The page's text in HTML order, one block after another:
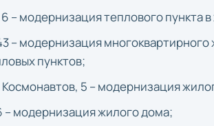
– модернизация теплового пункта
– модернизация
пунктов;
Космонавтов, 5 – модернизация
– модернизация жилого дома;